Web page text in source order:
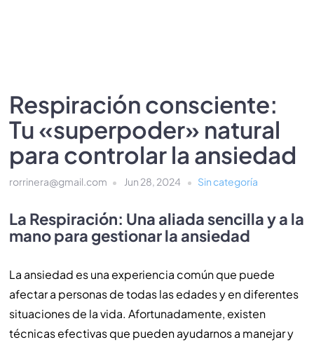
Respiración consciente:
Tu «superpoder» natural
para controlar la ansiedad
rorrinera@gmail.com Jun 28, 2024 Sin categoría
La Respiración: Una aliada sencilla y a la
mano para gestionar la ansiedad
La ansiedad es una experiencia común que puede
afectar a personas de todas las edades y en diferentes
situaciones de la vida. Afortunadamente, existen
técnicas efectivas que pueden ayudarnos a manejar y